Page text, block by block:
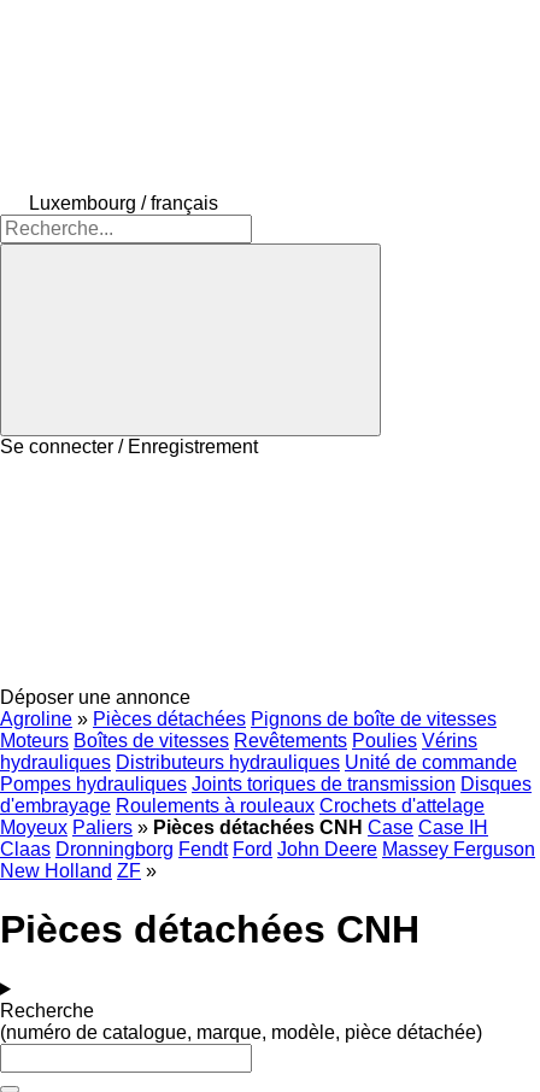
Luxembourg / français
Se connecter / Enregistrement
Déposer une annonce
Agroline » Pièces détachées Pignons de boîte de vitesses
Moteurs Boîtes de vitesses Revêtements Poulies Vérins
hydrauliques Distributeurs hydrauliques Unité de commande
Pompes hydrauliques Joints toriques de transmission Disques
d'embrayage Roulements à rouleaux Crochets d'attelage
Moyeux Paliers » Pièces détachées CNH Case Case IH
Claas Dronningborg Fendt Ford John Deere Massey Ferguson
New Holland ZF »
Pièces détachées CNH
Recherche
(numéro de catalogue, marque, modèle, pièce détachée)